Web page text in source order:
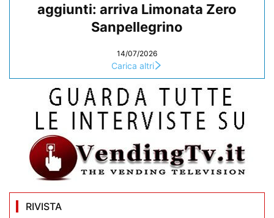
aggiunti: arriva Limonata Zero
Sanpellegrino
14/07/2026
Carica altri
RIVISTA